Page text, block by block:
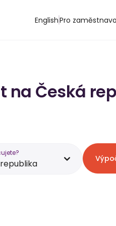
EnglishPro
na Česká